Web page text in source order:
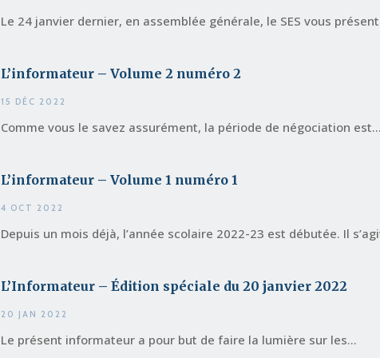
Le 24 janvier dernier, en assemblée générale, le SES vous
L’informateur – Volume 2 numéro 2
15 DÉC 2022
Comme vous le savez assurément, la période de négociation est...
L’informateur – Volume 1 numéro 1
4 OCT 2022
Depuis un mois déjà, l’année scolaire 2022-23 est débutée. Il
L’Informateur – Édition spéciale du 20 janvier 2022
20 JAN 2022
Le présent informateur a pour but de faire la lumière sur les...